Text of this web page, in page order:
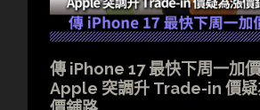
傳 iPhone 17 最快下周一加價
Apple 突調升 Trade-in 價疑